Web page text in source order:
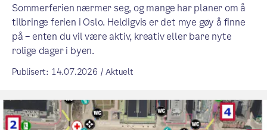
Sommerferien nærmer seg, og mange har planer om å
tilbringe ferien i Oslo. Heldigvis er det mye gøy å finne
på – enten du vil være aktiv, kreativ eller bare nyte
rolige dager i byen.
Publisert: 14.07.2026 / Aktuelt